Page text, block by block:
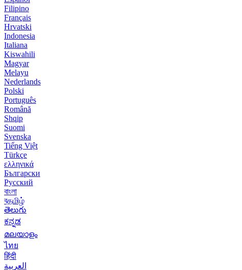
Filipino
Français
Hrvatski
Indonesia
Italiana
Kiswahili
Magyar
Melayu
Nederlands
Polski
Português
Română
Shqip
Suomi
Svenska
Tiếng Việt
Türkçe
ελληνικά
Български
Русский
বাংলা
বதமிழ்
తెలుగు
ಕನ್ನಡ
മലയാളം
ไทย
हिंदी
العربية